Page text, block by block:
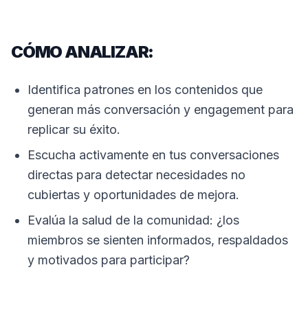
CÓMO ANALIZAR:
Identifica patrones en los contenidos que
generan más conversación y engagement para
replicar su éxito.
Escucha activamente en tus conversaciones
directas para detectar necesidades no
cubiertas y oportunidades de mejora.
Evalúa la salud de la comunidad: ¿los
miembros se sienten informados, respaldados
y motivados para participar?